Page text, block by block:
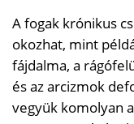
A fogak krónikus
okozhat, mint
fájdalma, a
és az arcizmok
vegyük komolyan